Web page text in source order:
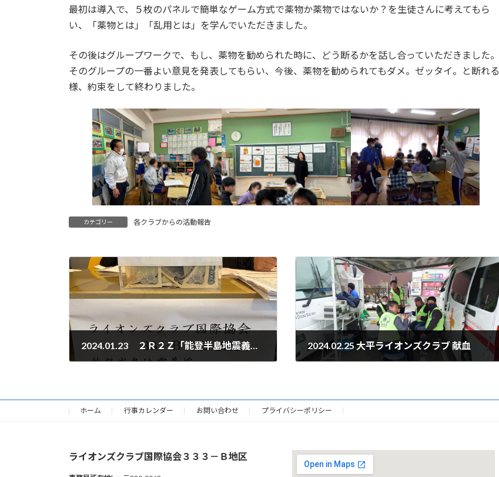
最初は導入で、５枚のパネルで簡単なゲーム方式で薬物か薬物ではないか？を生徒さんに考えてもら
い、「薬物とは」「乱用とは」を学んでいただきました。
その後はグループワークで、もし、薬物を勧められた時に、どう断るかを話し合っていただきました。
そのグループの一番よい意見を発表してもらい、今後、薬物を勧められてもダメ。ゼッタイ。と断れる
様、約束をして終わりました。
カテゴリー 各クラブからの活動報告
2024.01.23 ２Ｒ２Ｚ「能登半島地震義援チャリテーゴルフ大会」 2024.02.25 大平ライオンズクラブ 献血
ホーム 行事カレンダー お問い合わせ プライバシーポリシー
ライオンズクラブ国際協会３３３－Ｂ地区